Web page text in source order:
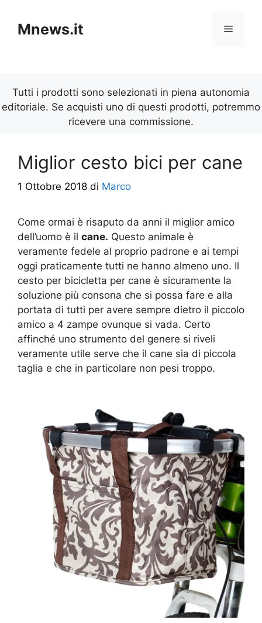
contenuto
Mnews.it Menu
Tutti i prodotti sono selezionati in piena autonomia
editoriale. Se acquisti uno di questi prodotti, potremmo
ricevere una commissione.
Miglior cesto bici per cane
1 Ottobre 2018 di Marco
Come ormai è risaputo da anni il miglior amico
dell’uomo è il cane. Questo animale è
veramente fedele al proprio padrone e ai tempi
oggi praticamente tutti ne hanno almeno uno. Il
cesto per bicicletta per cane è sicuramente la
soluzione più consona che si possa fare e alla
portata di tutti per avere sempre dietro il piccolo
amico a 4 zampe ovunque si vada. Certo
affinché uno strumento del genere si riveli
veramente utile serve che il cane sia di piccola
taglia e che in particolare non pesi troppo.